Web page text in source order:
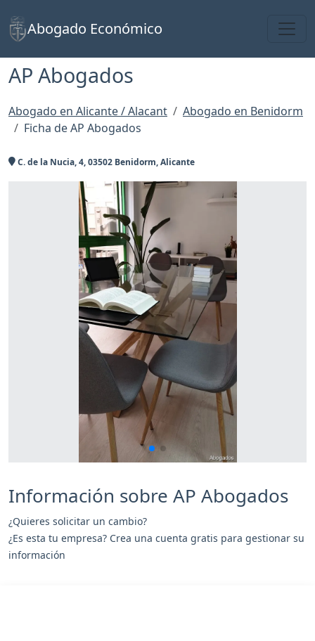
Abogado Económico
AP Abogados
Abogado en Alicante / Alacant
Abogado en Benidorm
Ficha de AP Abogados
C. de la Nucia, 4, 03502 Benidorm, Alicante
Información sobre AP Abogados
¿Quieres solicitar un cambio?
¿Es esta tu empresa? Crea una cuenta gratis para gestionar su
información